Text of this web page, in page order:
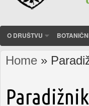
O DRUŠTVU
You are here
Home »